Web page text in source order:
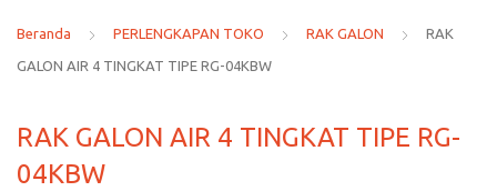
Beranda PERLENGKAPAN TOKO RAK GALON RAK
GALON AIR 4 TINGKAT TIPE RG-04KBW
RAK GALON AIR 4 TINGKAT TIPE RG-
04KBW